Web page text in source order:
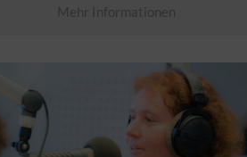
Mehr Informationen